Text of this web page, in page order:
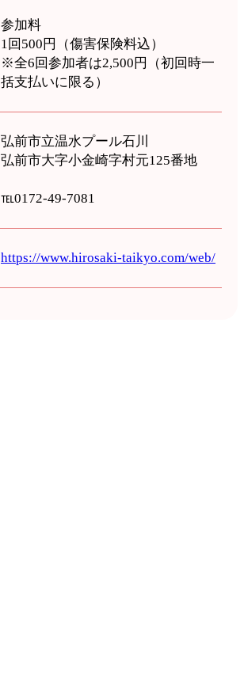
参加料
1回500円（傷害保険料込）
※全6回参加者は2,500円（初回時一
括支払いに限る）
弘前市立温水プール石川
弘前市大字小金崎字村元125番地
℡0172-49-7081
https://www.hirosaki-taikyo.com/web/